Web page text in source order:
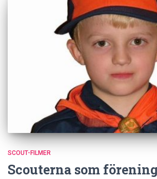
SCOUT-FILMER
Scouterna som